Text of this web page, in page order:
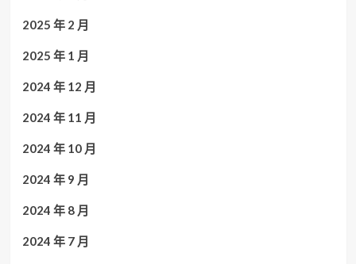
2025 年 2 月
2025 年 1 月
2024 年 12 月
2024 年 11 月
2024 年 10 月
2024 年 9 月
2024 年 8 月
2024 年 7 月